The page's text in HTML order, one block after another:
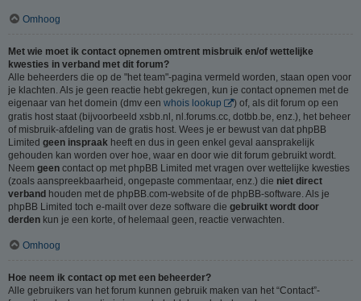
Omhoog
Met wie moet ik contact opnemen omtrent misbruik en/of wettelijke
kwesties in verband met dit forum?
Alle beheerders die op de "het team"-pagina vermeld worden, staan open voor
je klachten. Als je geen reactie hebt gekregen, kun je contact opnemen met de
eigenaar van het domein (dmv een whois lookup
) of, als dit forum op een
gratis host staat (bijvoorbeeld xsbb.nl, nl.forums.cc, dotbb.be, enz.), het beheer
of misbruik-afdeling van de gratis host. Wees je er bewust van dat phpBB
Limited geen inspraak heeft en dus in geen enkel geval aansprakelijk
gehouden kan worden over hoe, waar en door wie dit forum gebruikt wordt.
Neem geen contact op met phpBB Limited met vragen over wettelijke kwesties
(zoals aanspreekbaarheid, ongepaste commentaar, enz.) die niet direct
verband houden met de phpBB.com-website of de phpBB-software. Als je
phpBB Limited toch e-mailt over deze software die gebruikt wordt door
derden kun je een korte, of helemaal geen, reactie verwachten.
Omhoog
Hoe neem ik contact op met een beheerder?
Alle gebruikers van het forum kunnen gebruik maken van het “Contact”-